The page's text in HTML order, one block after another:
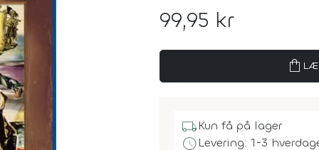
99,95 kr
shopping_bag
local_shippingKun få på lager
scheduleLevering: 1-3